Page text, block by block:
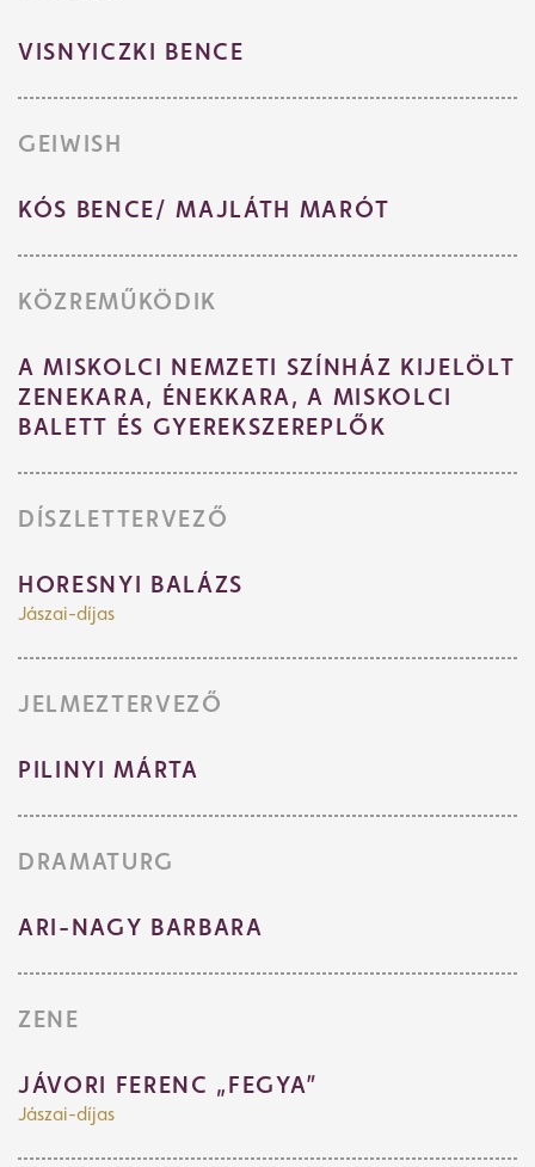
VISNYICZKI BENCE
GEIWISH
KÓS BENCE/ MAJLÁTH MARÓT
KÖZREMŰKÖDIK
A MISKOLCI NEMZETI SZÍNHÁZ KIJELÖLT
ZENEKARA, ÉNEKKARA, A MISKOLCI
BALETT ÉS GYEREKSZEREPLŐK
DÍSZLETTERVEZŐ
HORESNYI BALÁZS
Jászai-díjas
JELMEZTERVEZŐ
PILINYI MÁRTA
DRAMATURG
ARI-NAGY BARBARA
ZENE
JÁVORI FERENC „FEGYA”
Jászai-díjas